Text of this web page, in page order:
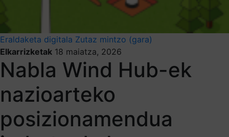
Eraldaketa digitala Zutaz mintzo (gara)
Elkarrizketak 18 maiatza, 2026
Nabla Wind Hub-ek
nazioarteko
posizionamendua